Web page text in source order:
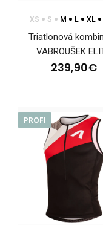
• priliehavý strih
na
XS S M L XL
Triatlonová
VABROUŠEK
239,90€
PROFI